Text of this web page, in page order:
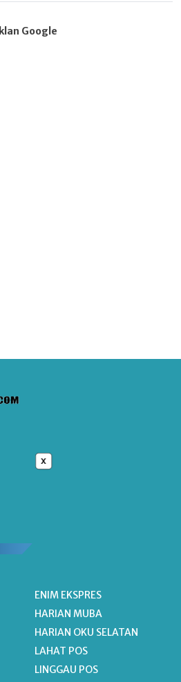
x
Iklan Google
ENIM EKSPRES
HARIAN MUBA
HARIAN OKU SELATAN
LAHAT POS
LINGGAU POS